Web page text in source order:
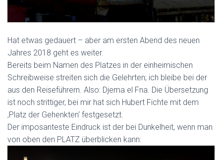
Hat etwas gedauert – aber am ersten Abend des neuen
Jahres 2018 geht es weiter.
Bereits beim Namen des Platzes in der einheimischen
Schreibweise streiten sich die Gelehrten; ich bleibe bei der
aus den Reiseführern. Also: Djema el Fna. Die Übersetzung
ist noch strittiger, bei mir hat sich Hubert Fichte mit dem
‚Platz der Gehenkten‘ festgesetzt.
Der imposanteste Eindruck ist der bei Dunkelheit, wenn man
von oben den PLATZ überblicken kann: